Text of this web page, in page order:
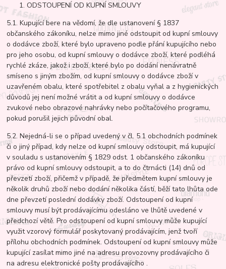
ODSTOUPENÍ OD KUPNÍ SMLOUVY
5.1. Kupující bere na vědomí, že dle ustanovení § 1837
občanského zákoníku, nelze mimo jiné odstoupit od kupní smlouvy
o dodávce zboží, které bylo upraveno podle přání kupujícího nebo
pro jeho osobu, od kupní smlouvy o dodávce zboží, které podléhá
rychlé zkáze, jakož i zboží, které bylo po dodání nenávratně
smíseno s jiným zbožím, od kupní smlouvy o dodávce zboží v
uzavřeném obalu, které spotřebitel z obalu vyňal a z hygienických
důvodů jej není možné vrátit a od kupní smlouvy o dodávce
zvukové nebo obrazové nahrávky nebo počítačového programu,
pokud porušil jejich původní obal.
5.2. Nejedná-li se o případ uvedený v čl. 5.1 obchodních podmínek
či o jiný případ, kdy nelze od kupní smlouvy odstoupit, má kupující
v souladu s ustanovením § 1829 odst. 1 občanského zákoníku
právo od kupní smlouvy odstoupit, a to do čtrnácti (14) dnů od
převzetí zboží, přičemž v případě, že předmětem kupní smlouvy je
několik druhů zboží nebo dodání několika částí, běží tato lhůta ode
dne převzetí poslední dodávky zboží. Odstoupení od kupní
smlouvy musí být prodávajícímu odesláno ve lhůtě uvedené v
předchozí větě. Pro odstoupení od kupní smlouvy může kupující
využit vzorový formulář poskytovaný prodávajícím, jenž tvoří
přílohu obchodních podmínek. Odstoupení od kupní smlouvy může
kupující zasílat mimo jiné na adresu provozovny prodávajícího či
na adresu elektronické pošty prodávajícího .